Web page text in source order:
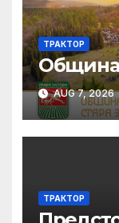
ТРАКТОР
Община
AUG 7, 2026
ТРАКТОР